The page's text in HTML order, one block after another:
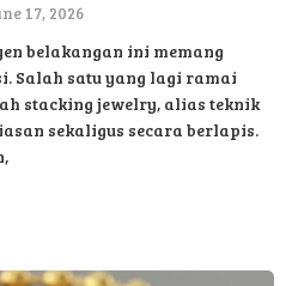
17, 2026
belakangan ini memang
Salah satu yang lagi ramai
stacking jewelry, alias teknik
sekaligus secara berlapis.